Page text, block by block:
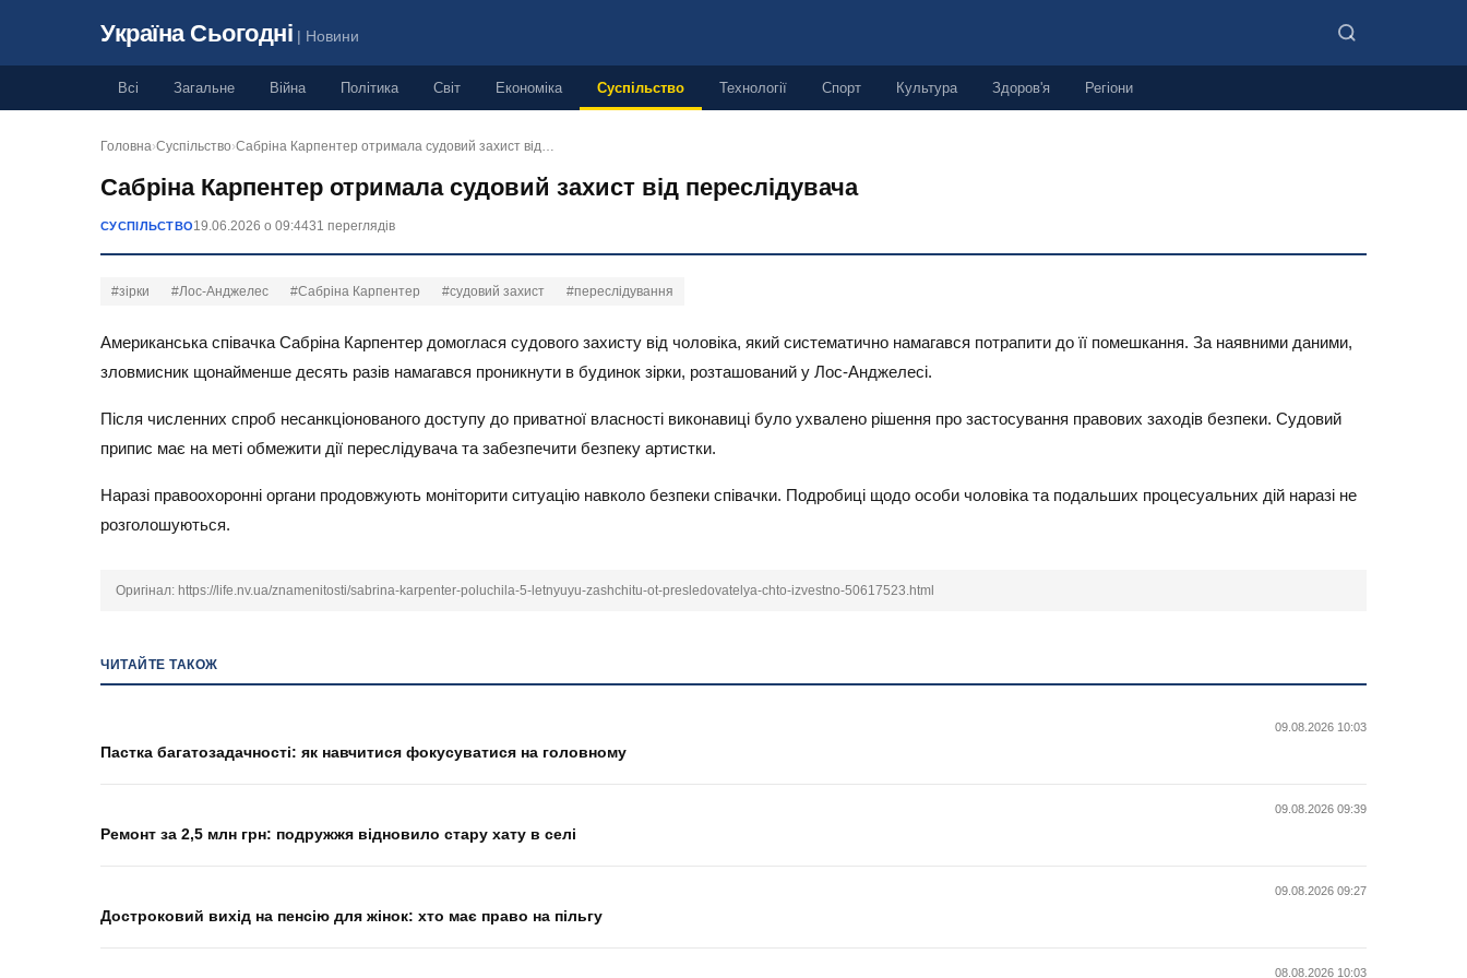
Україна Сьогодні | Новини
Всі Загальне Війна Політика Світ Економіка Суспільство Технології Спорт Культура Здоров'я Регіони
Головна›Суспільство›Сабріна Карпентер отримала судовий захист від…
Сабріна Карпентер отримала судовий захист від переслідувача
СУСПІЛЬСТВО19.06.2026 о 09:4431 переглядів
#зірки #Лос-Анджелес #Сабріна Карпентер #судовий захист #переслідування
Американська співачка Сабріна Карпентер домоглася судового захисту від чоловіка, який систематично намагався потрапити до її помешкання. За наявними даними,
зловмисник щонайменше десять разів намагався проникнути в будинок зірки, розташований у Лос-Анджелесі.
Після численних спроб несанкціонованого доступу до приватної власності виконавиці було ухвалено рішення про застосування правових заходів безпеки. Судовий
припис має на меті обмежити дії переслідувача та забезпечити безпеку артистки.
Наразі правоохоронні органи продовжують моніторити ситуацію навколо безпеки співачки. Подробиці щодо особи чоловіка та подальших процесуальних дій наразі не
розголошуються.
Оригінал: https://life.nv.ua/znamenitosti/sabrina-karpenter-poluchila-5-letnyuyu-zashchitu-ot-presledovatelya-chto-izvestno-50617523.html
ЧИТАЙТЕ ТАКОЖ
09.08.2026 10:03
Пастка багатозадачності: як навчитися фокусуватися на головному
09.08.2026 09:39
Ремонт за 2,5 млн грн: подружжя відновило стару хату в селі
09.08.2026 09:27
Достроковий вихід на пенсію для жінок: хто має право на пільгу
08.08.2026 10:03